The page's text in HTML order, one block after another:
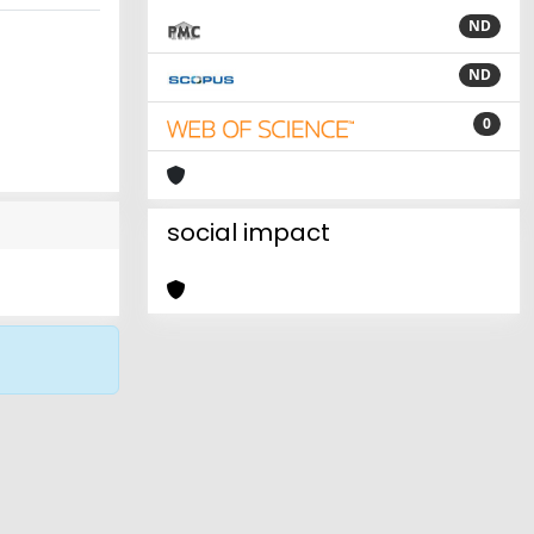
ND
ND
0
social impact